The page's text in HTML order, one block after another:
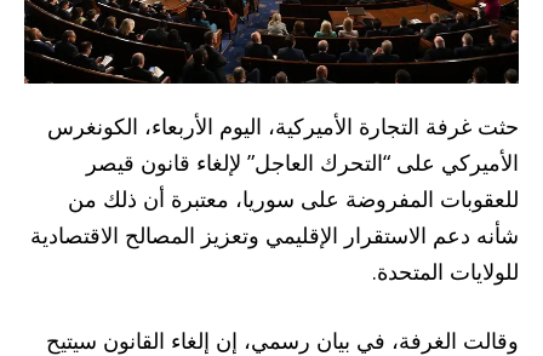
حثت غرفة التجارة الأميركية، اليوم الأربعاء، الكونغرس
الأميركي على “التحرك العاجل” لإلغاء قانون قيصر
للعقوبات المفروضة على سوريا، معتبرة أن ذلك من
شأنه دعم الاستقرار الإقليمي وتعزيز المصالح الاقتصادية
للولايات المتحدة.
وقالت الغرفة، في بيان رسمي، إن إلغاء القانون سيتيح